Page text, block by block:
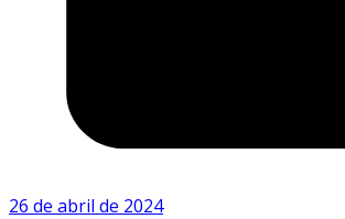
26 de abril de 2024